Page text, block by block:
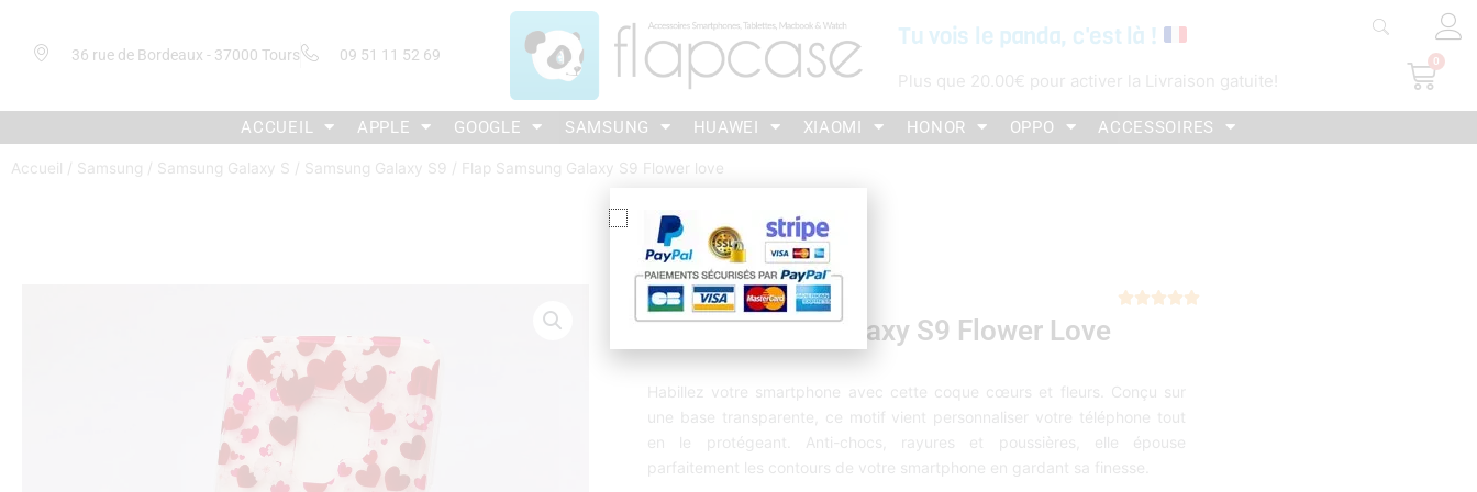
36 rue de Bordeaux - 37000 Tours 09 51 11 52 69
Tu vois le panda, c'est là !
Plus que 20.00€ pour activer la Livraison gatuite!
0
ACCUEIL APPLE GOOGLE SAMSUNG HUAWEI XIAOMI HONOR OPPO ACCESSOIRES
Accueil / Samsung / Samsung Galaxy S / Samsung Galaxy S9 / Flap Samsung Galaxy S9 Flower love

Flap Samsung Galaxy S9 Flower Love
Habillez votre smartphone avec cette coque cœurs et fleurs. Conçu sur
une base transparente, ce motif vient personnaliser votre téléphone tout
en le protégeant. Anti-chocs, rayures et poussières, elle épouse
parfaitement les contours de votre smartphone en gardant sa finesse.